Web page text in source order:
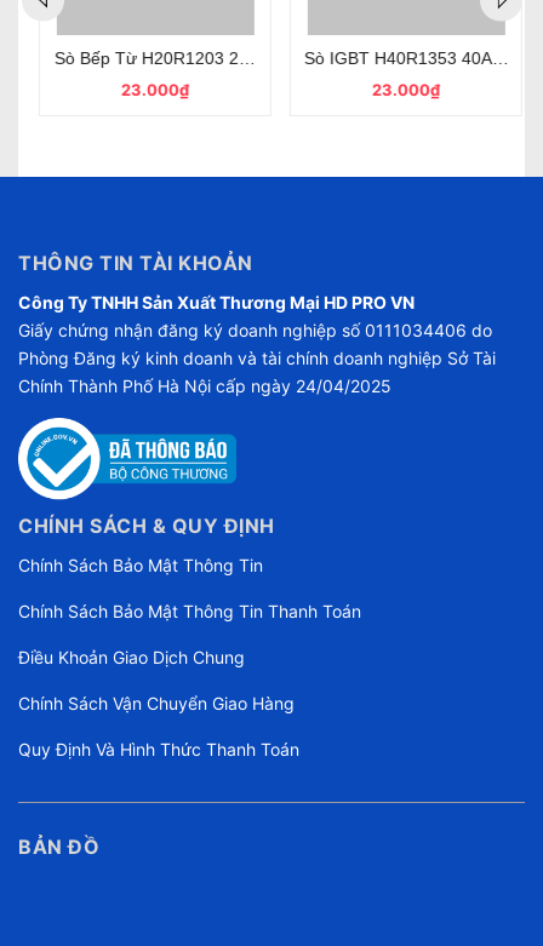
Linh Kiện Bếp Từ , IGBT YGM25N135F1 1350V 50A TO-247 Mới Dùng Cho Mạch Điện Tử
25V TO-92 chân cắm loại tốt
Sò Bếp Từ H20R1203 20A/1200V TO-247 Mới, Chính Hãng
23.000₫
23.000₫
THÔNG TIN TÀI KHOẢN
Công Ty TNHH Sản Xuất Thương Mại HD PRO VN
Giấy chứng nhận đăng ký doanh nghiệp số 0111034406 do
Phòng Đăng ký kinh doanh và tài chính doanh nghiệp Sở Tài
Chính Thành Phố Hà Nội cấp ngày 24/04/2025
CHÍNH SÁCH & QUY ĐỊNH
Chính Sách Bảo Mật Thông Tin
Chính Sách Bảo Mật Thông Tin Thanh Toán
Điều Khoản Giao Dịch Chung
Chính Sách Vận Chuyển Giao Hàng
Quy Định Và Hình Thức Thanh Toán
BẢN ĐỒ